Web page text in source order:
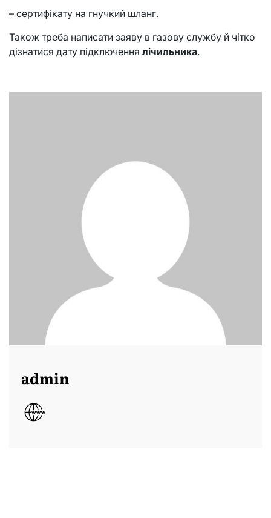
– сертифікату на гнучкий шланг.
Також треба написати заяву в газову службу й чітко
дізнатися дату підключення лічильника.
admin